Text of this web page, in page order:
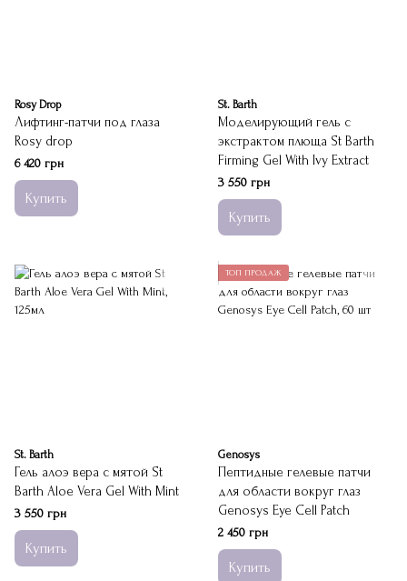
Rosy Drop
Лифтинг-патчи под глаза
Rosy drop
6 420 грн
Купить
St. Barth
Моделирующий гель с
экстрактом плюща St Barth
Firming Gel With Ivy Extract
3 550 грн
Купить
St. Barth
Гель алоэ вера с мятой St
Barth Aloe Vera Gel With Mint
3 550 грн
Купить
ТОП ПРОДАЖ
Genosys
Пептидные гелевые патчи
для области вокруг глаз
Genosys Eye Cell Patch
2 450 грн
Купить